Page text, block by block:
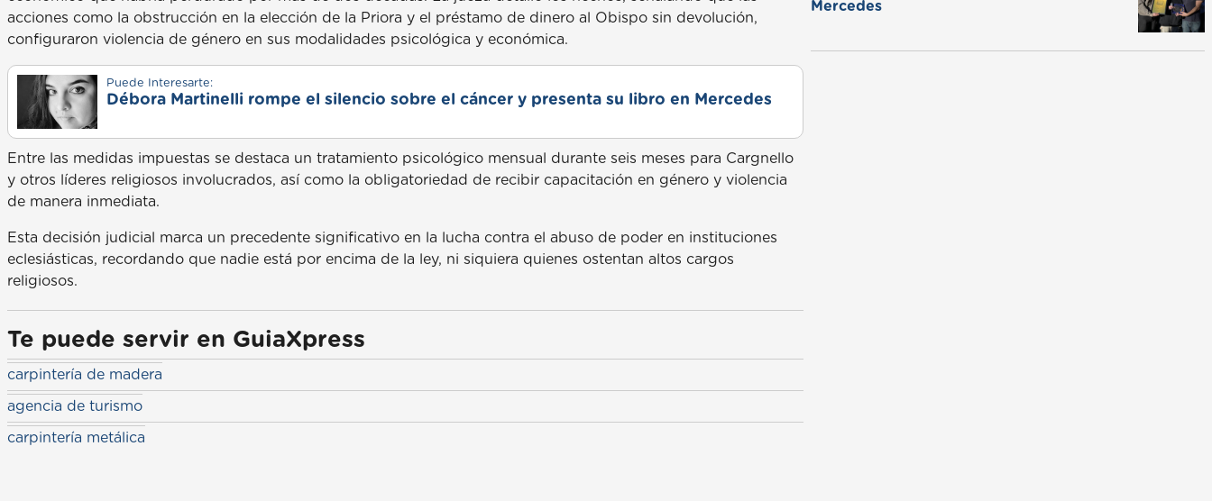
acciones como la obstrucción en la elección de la Priora y el préstamo de dinero al Obispo sin devolución,
configuraron violencia de género en sus modalidades psicológica y económica.
Puede Interesarte:
Débora Martinelli rompe el silencio sobre el cáncer y presenta su libro en Mercedes
Entre las medidas impuestas se destaca un tratamiento psicológico mensual durante seis meses para Cargnello
y otros líderes religiosos involucrados, así como la obligatoriedad de recibir capacitación en género y violencia
de manera inmediata.
Esta decisión judicial marca un precedente significativo en la lucha contra el abuso de poder en instituciones
eclesiásticas, recordando que nadie está por encima de la ley, ni siquiera quienes ostentan altos cargos
religiosos.
Te puede servir en GuiaXpress
carpintería de madera
agencia de turismo
carpintería metálica
Mercedes